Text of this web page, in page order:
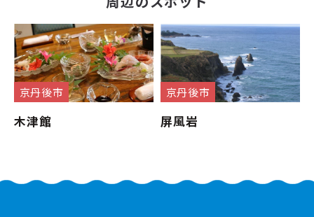
京丹後市
木津館
京丹後市
屏風岩